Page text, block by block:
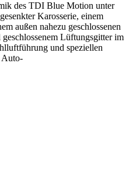
des TDI Blue Motion unter
Karosserie, einem
außen nahezu geschlossenen
Lüftungsgitter im
und speziellen
Auto-